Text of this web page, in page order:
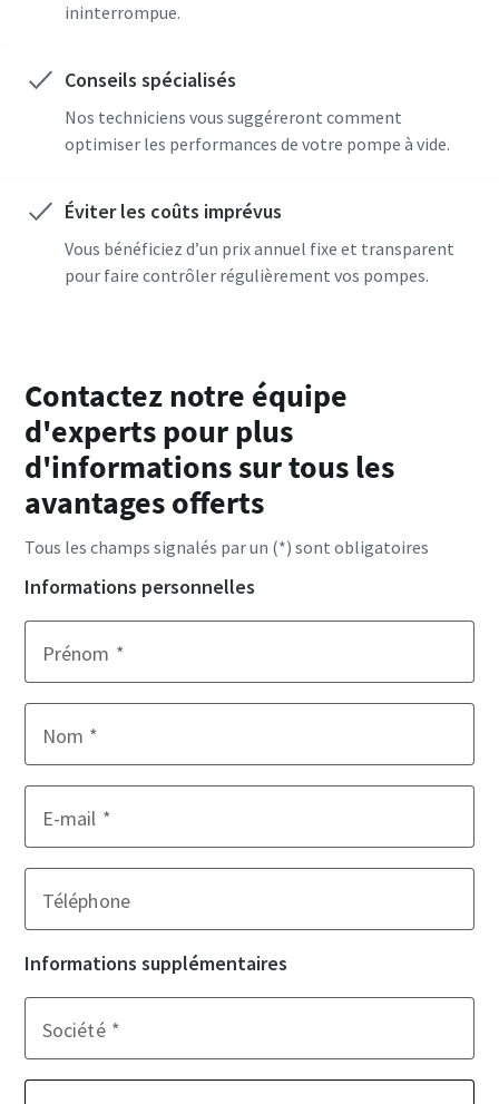
ininterrompue.
Conseils spécialisés
Nos techniciens vous suggéreront comment
optimiser les performances de votre pompe à vide.
Éviter les coûts imprévus
Vous bénéficiez d’un prix annuel fixe et transparent
pour faire contrôler régulièrement vos pompes.
Contactez notre équipe
d'experts pour plus
d'informations sur tous les
avantages offerts
Tous les champs signalés par un (*) sont obligatoires
Informations personnelles
Prénom
Nom
E-mail
Téléphone
Informations supplémentaires
Société